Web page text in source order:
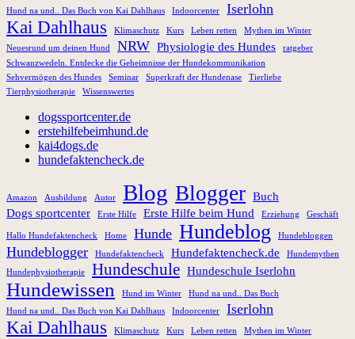
Hund na und.. Das Buch von Kai Dahlhaus
Indoorcenter Iserlohn
Kai Dahlhaus Klimaschutz Kurs Leben retten
Mythen im Winter
Neuesrund um deinen Hund
NRW Physiologie des Hundes
ratgeber
Schwanzwedeln. Entdecke die Geheimnisse der Hundekommunikation
Sehvermögen des Hundes
Seminar Superkraft der Hundenase
Tierliebe
Tierphysiotherapie
Wissenswertes
dogssportcenter.de
erstehilfebeimhund.de
kai4dogs.de
hundefaktencheck.de
Amazon Ausbildung Autor Blog Blogger Buch
Dogs sportcenter
Erste Hilfe Erste Hilfe beim Hund Erziehung Geschäft
Hallo Hundefaktencheck Home Hunde Hundeblog Hundebloggen
Hundeblogger Hundefaktencheck Hundefaktencheck.de Hundemythen
Hundephysiotherapie Hundeschule Hundeschule Iserlohn
Hundewissen Hund im Winter
Hund na und.. Das Buch
Hund na und.. Das Buch von Kai Dahlhaus
Indoorcenter Iserlohn
Kai Dahlhaus Klimaschutz Kurs Leben retten Mythen im Winter